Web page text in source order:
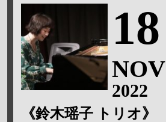
18
NOV
2022
《鈴木瑶子 トリオ》